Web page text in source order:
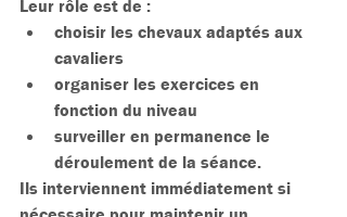
Leur rôle est de :
choisir les chevaux adaptés aux
cavaliers
organiser les exercices en
fonction du niveau
surveiller en permanence le
déroulement de la séance.
Ils interviennent immédiatement si